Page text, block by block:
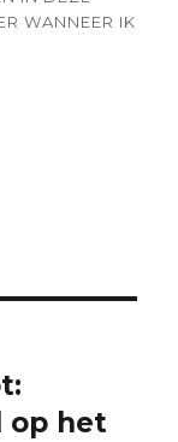
WANNEER IK
op het